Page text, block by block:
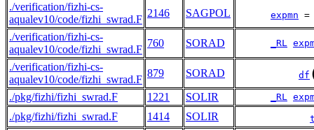
./verification/fizhi-cs-
aqualev10/code/fizhi_swrad.F
2146 SAGPOL expmn
./verification/fizhi-cs-
aqualev10/code/fizhi_swrad.F
760 SORAD _RL
./verification/fizhi-cs-
aqualev10/code/fizhi_swrad.F
879 SORAD df
./pkg/fizhi/fizhi_swrad.F 1221 SOLIR _RL
./pkg/fizhi/fizhi_swrad.F 1414 SOLIR